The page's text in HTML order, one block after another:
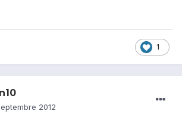
1
2012